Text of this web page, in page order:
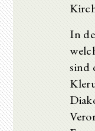
In
sind